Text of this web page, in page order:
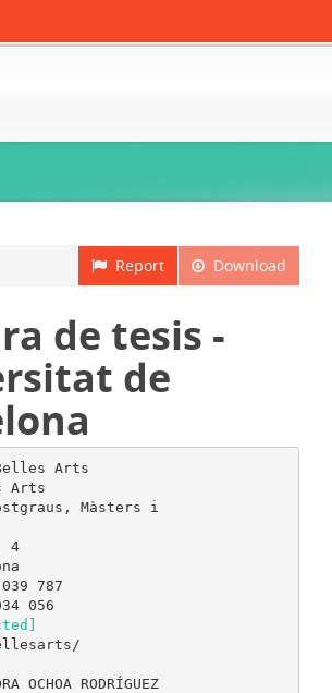
Download
Report
de tesis -
de
Arts
Arts
Màsters i
4
787
OCHOA RODRÍGUEZ